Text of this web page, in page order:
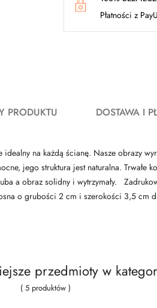
Płatności z
PRODUKTU DOSTAWA I
na każdą ścianę. Nasze obrazy
jego struktura jest naturalna.
a obraz solidny i wytrzymały.
o grubości 2 cm i szerokości 3,5 cm
przedmioty w
( 5 produktów )